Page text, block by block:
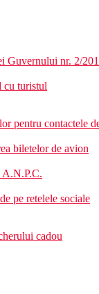
cost, prosoape
Guvernului nr. 2/
cu turistul
pentru contactele
biletelor de avion
pe retelele sociale
cadou